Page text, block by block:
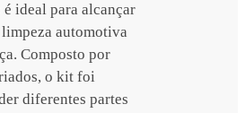
é ideal para alcançar
automotiva
Composto por
o kit foi
diferentes partes